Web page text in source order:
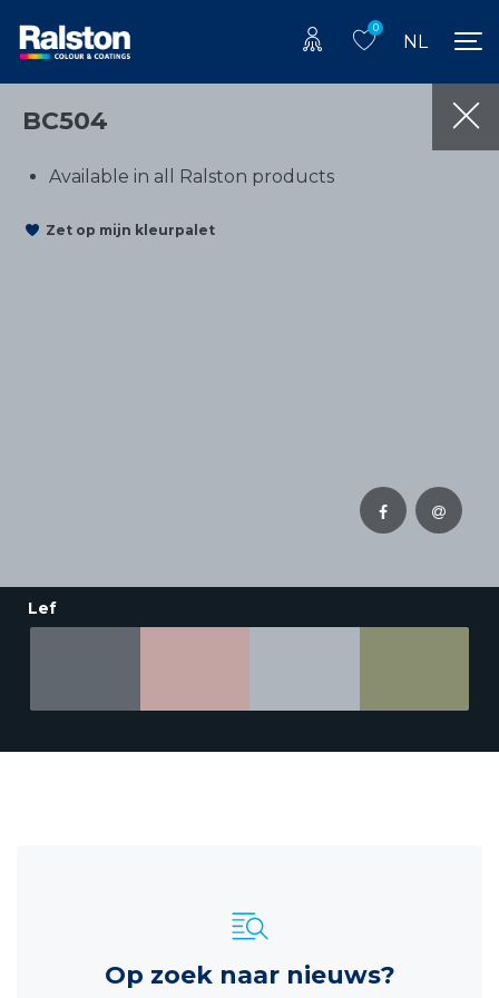
0
NL
BC504
Available in all Ralston products
Zet op mijn kleurpalet
Lef
Op zoek naar nieuws?